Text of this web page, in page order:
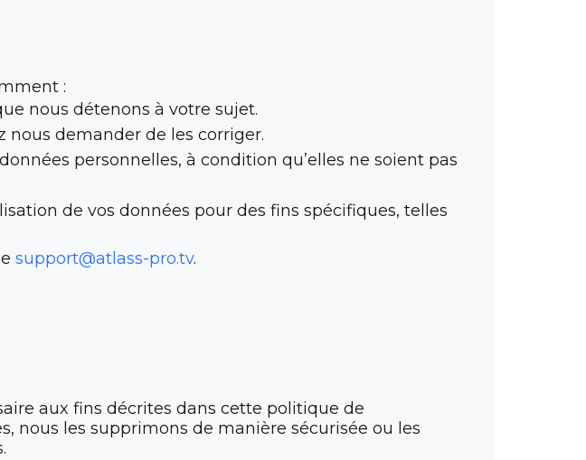
:
nous détenons à votre sujet.
nous demander de les corriger.
personnelles, à condition qu’elles ne soient pas
de vos données pour des fins spécifiques, telles
support@atlass-pro.tv.
aux fins décrites dans cette politique de
nous les supprimons de manière sécurisée ou les